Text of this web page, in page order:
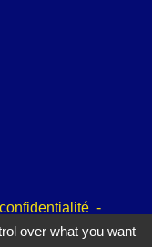
-
des cookies
over what you want